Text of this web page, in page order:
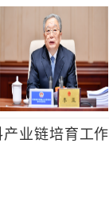
业链培育工作